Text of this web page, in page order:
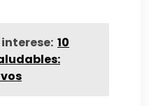
10